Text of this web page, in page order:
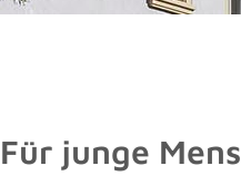
Für junge